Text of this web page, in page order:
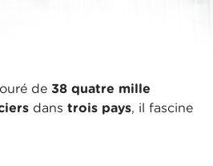
de 38 quatre mille
dans trois pays, il fascine